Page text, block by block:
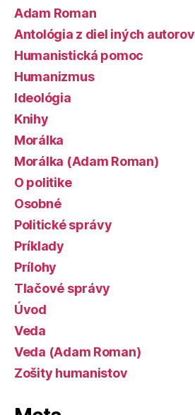
Adam Roman
Antológia z diel iných autorov
Humanistická pomoc
Humanizmus
Ideológia
Knihy
Morálka
Morálka (Adam Roman)
O politike
Osobné
Politické správy
Príklady
Prílohy
Tlačové správy
Úvod
Veda
Veda (Adam Roman)
Zošity humanistov